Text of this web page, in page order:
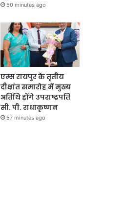
50 minutes ago
एम्स रायपुर के तृतीय
दीक्षांत समारोह में मुख्य
अतिथि होंगे उपराष्ट्रपति
सी. पी. राधाकृष्णन
57 minutes ago